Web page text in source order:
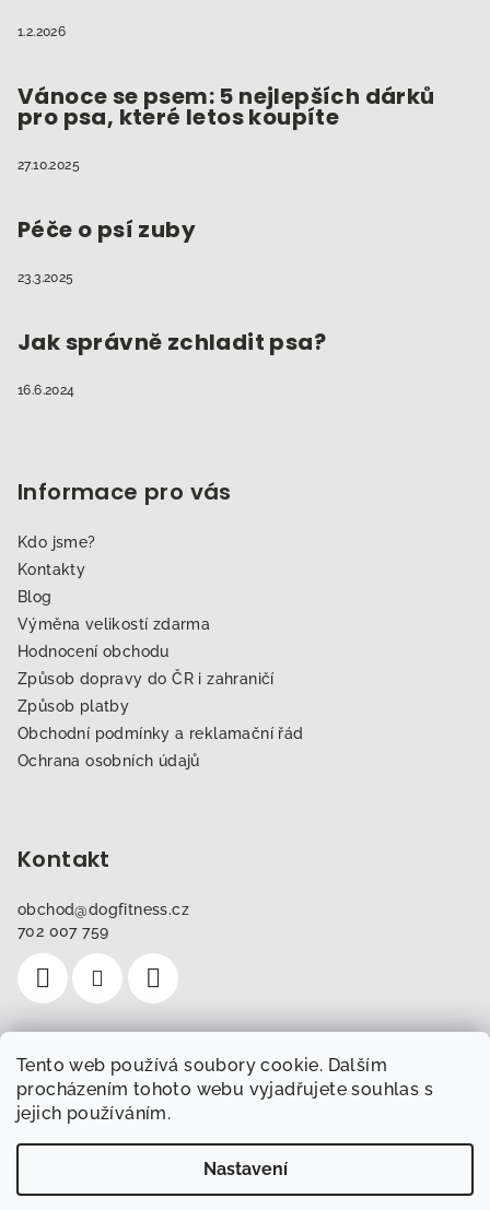
Tento web používá soubory cookie. Dalším
procházením tohoto webu vyjadřujete souhlas s
jejich používáním.
Nastavení
1.2.2026
Vánoce se psem: 5 nejlepších dárků
pro psa, které letos koupíte
27.10.2025
Péče o psí zuby
23.3.2025
Jak správně zchladit psa?
16.6.2024
Informace pro vás
Kdo jsme?
Kontakty
Blog
Výměna velikostí zdarma
Hodnocení obchodu
Způsob dopravy do ČR i zahraničí
Způsob platby
Obchodní podmínky a reklamační řád
Ochrana osobních údajů
Kontakt
obchod@dogfitness.cz
702 007 759
Instagram
Sledovat na Instagramu